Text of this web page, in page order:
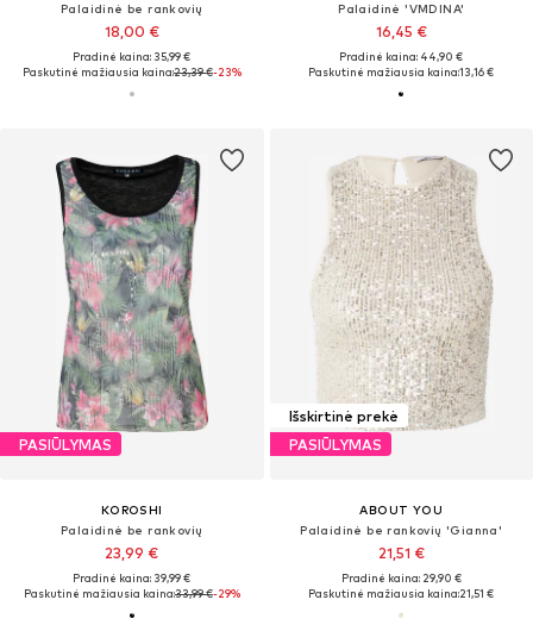
Palaidinė be rankovių
18,00 €
Pradinė kaina: 35,99 €
Paskutinė mažiausia kaina:23,39 €-23%
Palaidinė 'VMDINA'
16,45 €
Pradinė kaina: 44,90 €
Paskutinė mažiausia kaina:13,16 €
PASIŪLYMAS
KOROSHI
Palaidinė be rankovių
23,99 €
Pradinė kaina: 39,99 €
Paskutinė mažiausia kaina:33,99 €-29%
Išskirtinė prekė
PASIŪLYMAS
ABOUT YOU
Palaidinė be rankovių 'Gianna'
21,51 €
Pradinė kaina: 29,90 €
Paskutinė mažiausia kaina:21,51 €